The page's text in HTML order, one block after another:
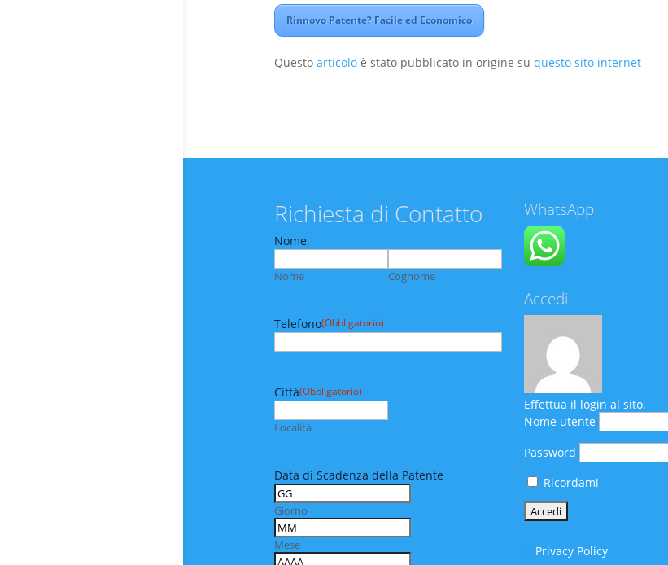
Rinnovo Patente? Facile ed Economico
Questo articoloè stato pubblicato in origine su questo sito internet
Richiesta di Contatto
Nome
Nome Cognome
Telefono(Obbligatorio)
Città(Obbligatorio)
Località
Data di Scadenza della Patente
Giorno
Mese
WhatsApp
Accedi
Effettua il login al sito.
Nome utente
Password
Ricordami
Privacy Policy